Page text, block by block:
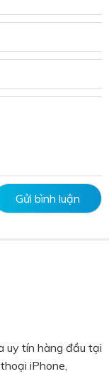
uy tín hàng đầu tại
iPhone,